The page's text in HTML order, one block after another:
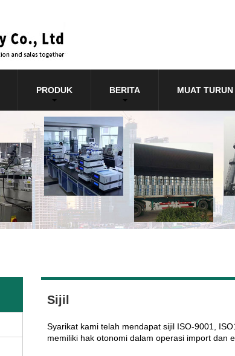
PRODUK BERITA MUAT TURUN
Sijil
Syarikat kami telah mendapat sijil ISO-9001,
memiliki hak otonomi dalam operasi import dan